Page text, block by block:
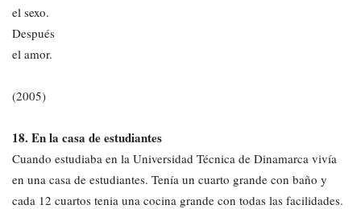
el sexo.
Después
el amor.
(2005)
18. En la casa de estudiantes
Cuando estudiaba en la Universidad Técnica de Dinamarca vivía
en una casa de estudiantes. Tenía un cuarto grande con baño y
cada 12 cuartos tenia una cocina grande con todas las facilidades.